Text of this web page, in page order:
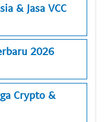
& Jasa VCC
2026
Crypto &